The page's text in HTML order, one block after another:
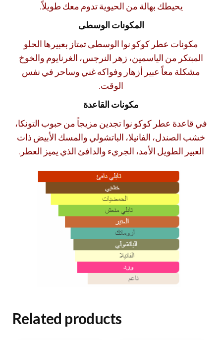
يحيطك بهالة من الحيوية تدوم معك طويلاً.
المكونات الوسطى
مكونات عطر كوكو نوا الوسطى تمتاز بعبيرها الحلو
المبتكر من الياسمين، زهر النرجس، الغرنايوم والخوخ
مشكلة معاً عبير أزهار وفواكه غني وساحر في نفس
الوقت.
مكونات القاعدة
في قاعدة عطر كوكو نوا تجدين مزيجاً من حبوب التونكا،
خشب الصندل، الفانيلا، الباتشولي والمسك الأبيض ذات
العبير الطويل الأمد، الجريء والدافئ الذي يميز العطر.
Related products